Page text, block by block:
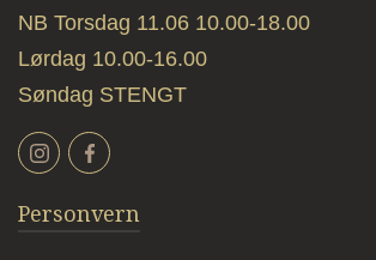
NB Torsdag 11.06 10.00-18.00
Lørdag 10.00-16.00
Søndag STENGT
Personvern